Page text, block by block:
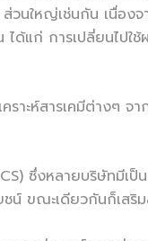
วนใหญ่เช่นกัน เนื่
ได้แก่ การเปลี่ยน
าะห์สารเคมีต่างๆ จ
ซึ่งหลายบริษัท
น์ ขณะเดียวกันก็เส